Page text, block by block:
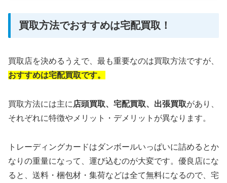
買取方法でおすすめは宅配買取！
買取店を決めるうえで、最も重要なのは買取方法ですが、
おすすめは宅配買取です。
買取方法には主に 店頭買取、 宅配買取、出張買取があり、
それぞれに特徴やメリット・デメリットが異なります。
トレーディングカードはダンボールいっぱいに詰めるとか
なりの重量になって、運び込むのが大変です。優良店にな
ると、送料・梱包材・集荷などは全て無料になるので、宅